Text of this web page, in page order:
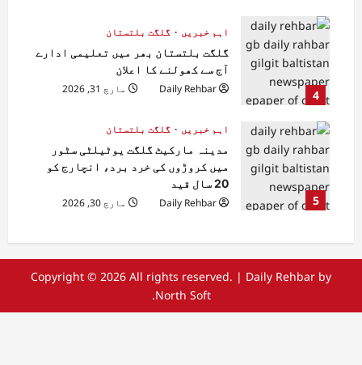
4
اہم خبریں
گلگت بلتستان
گلگت بلتستان بھر میں تعلیمی ادارے
آج سے کھولنے کا اعلان
Daily Rehbar
مارچ 31, 2026
5
اہم خبریں
گلگت بلتستان
مدینہ مارکیٹ گلگت یوٹیلٹی سٹور
میں کروڑوں کی خرد برد، انچارج کو
20 سال قید
Daily Rehbar
مارچ 30, 2026
Copyright © 2026 All rights reserved. | Daily Rehbar by
North Soft.